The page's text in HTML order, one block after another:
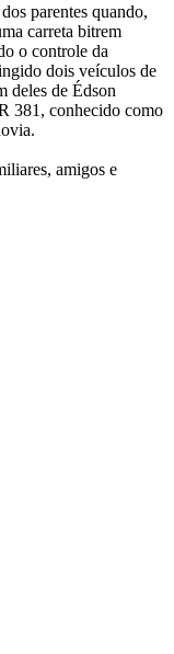
parentes quando,
carreta bitrem
o controle da
dois veículos de
deles de Édson
381, conhecido como
amigos e